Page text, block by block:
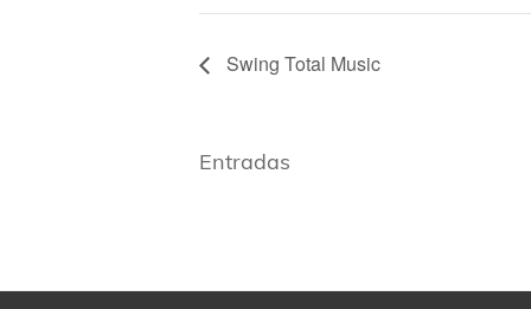
Swing Total Music
Entradas